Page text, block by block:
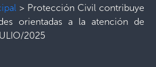
> Protección Civil contribuye
orientadas a la atención de
2025